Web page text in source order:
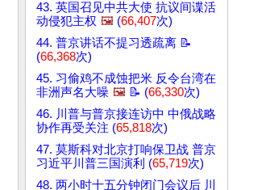
43. 英国召见中共大使 抗议间谍活
动侵犯主权 🖼️ (66,407次)
44. 普京讲话不提习透疏离 📝
(66,368次)
45. 习偷鸡不成蚀把米 反令台湾在
非洲声名大噪 🖼️ 📝 (66,330次)
46. 川普与普京接连访中 中俄战略
协作再受关注 (65,818次)
47. 莫斯科对北京打响保卫战 普京
习近平川普三国演利 (65,719次)
48. 两小时十五分钟闭门会议后 川